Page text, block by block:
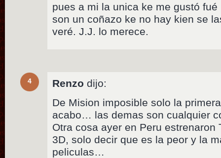
pues a mi la unica ke me gustó
son un coñazo ke no hay kien se
veré. J.J. lo merece.
4 Renzo dijo:
De Mision imposible solo la
acabo… las demas son cualquier
Otra cosa ayer en Peru estrenaron
3D, solo decir que es la peor y la
peliculas…